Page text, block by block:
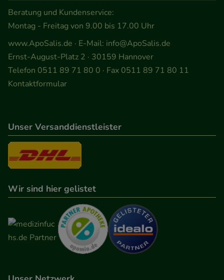
Beratung und Kundenservice:
Montag - Freitag von 9.00 bis 17.00 Uhr
www.ApoSalis.de · E-Mail: info@ApoSalis.de
Ernst-August-Platz 2 · 30159 Hannover
Telefon 0511 89 71 80 0 · Fax 0511 89 71 80 11
Kontaktformular
Unser Versanddienstleister
Wir sind hier gelistet